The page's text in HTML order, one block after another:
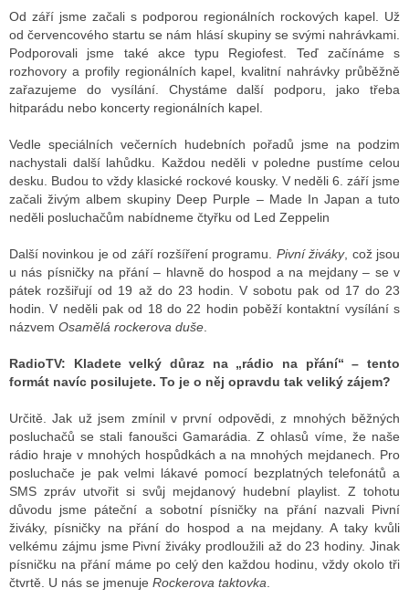
Od září jsme začali s podporou regionálních rockových kapel. Už
od červencového startu se nám hlásí skupiny se svými nahrávkami.
Podporovali jsme také akce typu Regiofest. Teď začínáme s
rozhovory a profily regionálních kapel, kvalitní nahrávky průběžně
zařazujeme do vysílání. Chystáme další podporu, jako třeba
hitparádu nebo koncerty regionálních kapel.
Vedle speciálních večerních hudebních pořadů jsme na podzim
nachystali další lahůdku. Každou neděli v poledne pustíme celou
desku. Budou to vždy klasické rockové kousky. V neděli 6. září jsme
začali živým albem skupiny Deep Purple – Made In Japan a tuto
neděli posluchačům nabídneme čtyřku od Led Zeppelin
Další novinkou je od září rozšíření programu. Pivní živáky, což jsou
u nás písničky na přání – hlavně do hospod a na mejdany – se v
pátek rozšiřují od 19 až do 23 hodin. V sobotu pak od 17 do 23
hodin. V neděli pak od 18 do 22 hodin poběží kontaktní vysílání s
názvem Osamělá rockerova duše
RadioTV:
Kladete velký důraz na „rádio na přání“ – tento
formát navíc posilujete. To je o něj opravdu tak veliký zájem?
Určitě. Jak už jsem zmínil v první odpovědi, z mnohých běžných
posluchačů se stali fanoušci Gamarádia. Z ohlasů víme, že naše
rádio hraje v mnohých hospůdkách a na mnohých mejdanech. Pro
posluchače je pak velmi lákavé pomocí bezplatných telefonátů a
SMS zpráv utvořit si svůj mejdanový hudební playlist. Z tohotu
důvodu jsme páteční a sobotní písničky na přání nazvali Pivní
živáky, písničky na přání do hospod a na mejdany. A taky kvůli
velkému zájmu jsme Pivní živáky prodloužili až do 23 hodiny. Jinak
písničku na přání máme po celý den každou hodinu, vždy okolo tři
čtvrtě. U nás se jmenuje Rockerova taktovka